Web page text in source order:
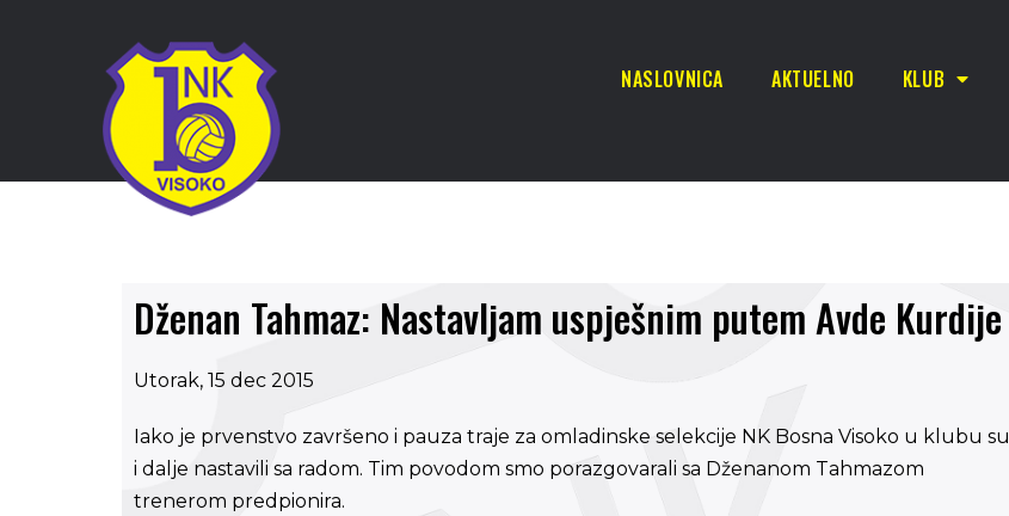
NASLOVNICA AKTUELNO KLUB
Dženan Tahmaz: Nastavljam uspješnim putem Avde Kurdije
Utorak, 15 dec 2015
Iako je prvenstvo završeno i pauza traje za omladinske selekcije NK Bosna Visoko u klubu su
i dalje nastavili sa radom. Tim povodom smo porazgovarali sa Dženanom Tahmazom
trenerom predpionira.